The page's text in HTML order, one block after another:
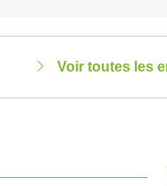
Voir toutes les